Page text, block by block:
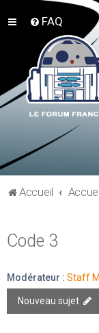
FAQ
Accueil
Code 3
Modérateur : Staff
Nouveau sujet